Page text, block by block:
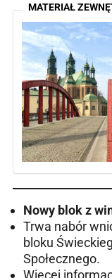
MATERIAŁ
Nowy blok z
Trwa nabór
bloku
Społecznego.
Więcej